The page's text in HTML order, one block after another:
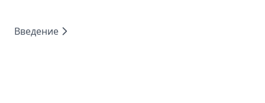
Введение